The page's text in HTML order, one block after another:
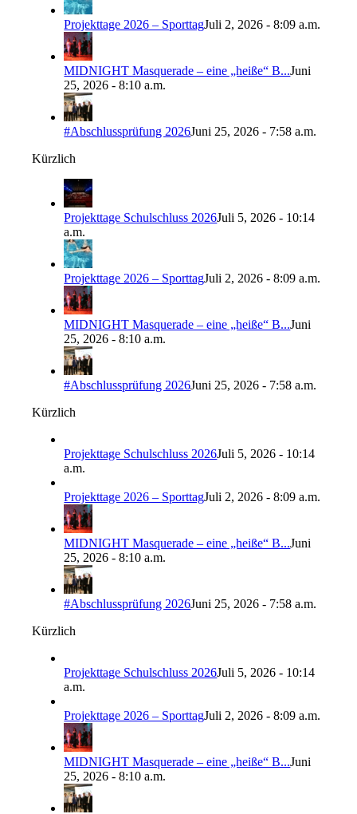
Projekttage 2026 – SporttagJuli 2, 2026 - 8:09 a.m.
MIDNIGHT Masquerade – eine „heiße“ B...Juni
25, 2026 - 8:10 a.m.
#Abschlussprüfung 2026Juni 25, 2026 - 7:58 a.m.
Kürzlich
Projekttage Schulschluss 2026Juli 5, 2026 - 10:14
a.m.
Projekttage 2026 – SporttagJuli 2, 2026 - 8:09 a.m.
MIDNIGHT Masquerade – eine „heiße“ B...Juni
25, 2026 - 8:10 a.m.
#Abschlussprüfung 2026Juni 25, 2026 - 7:58 a.m.
Kürzlich
Projekttage Schulschluss 2026Juli 5, 2026 - 10:14
a.m.
Projekttage 2026 – SporttagJuli 2, 2026 - 8:09 a.m.
MIDNIGHT Masquerade – eine „heiße“ B...Juni
25, 2026 - 8:10 a.m.
#Abschlussprüfung 2026Juni 25, 2026 - 7:58 a.m.
Kürzlich
Projekttage Schulschluss 2026Juli 5, 2026 - 10:14
a.m.
Projekttage 2026 – SporttagJuli 2, 2026 - 8:09 a.m.
MIDNIGHT Masquerade – eine „heiße“ B...Juni
25, 2026 - 8:10 a.m.